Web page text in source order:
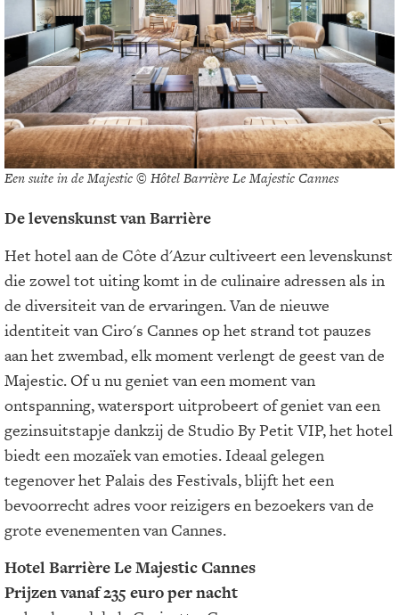
Een suite in de Majestic © Hôtel Barrière Le Majestic Cannes
De levenskunst van Barrière
Het hotel aan de Côte d'Azur cultiveert een levenskunst
die zowel tot uiting komt in de culinaire adressen als in
de diversiteit van de ervaringen. Van de nieuwe
identiteit van Ciro's Cannes op het strand tot pauzes
aan het zwembad, elk moment verlengt de geest van de
Majestic. Of u nu geniet van een moment van
ontspanning, watersport uitprobeert of geniet van een
gezinsuitstapje dankzij de Studio By Petit VIP, het hotel
biedt een mozaïek van emoties. Ideaal gelegen
tegenover het Palais des Festivals, blijft het een
bevoorrecht adres voor reizigers en bezoekers van de
grote evenementen van Cannes.
Hotel Barrière Le Majestic Cannes
Prijzen vanaf 235 euro per nacht